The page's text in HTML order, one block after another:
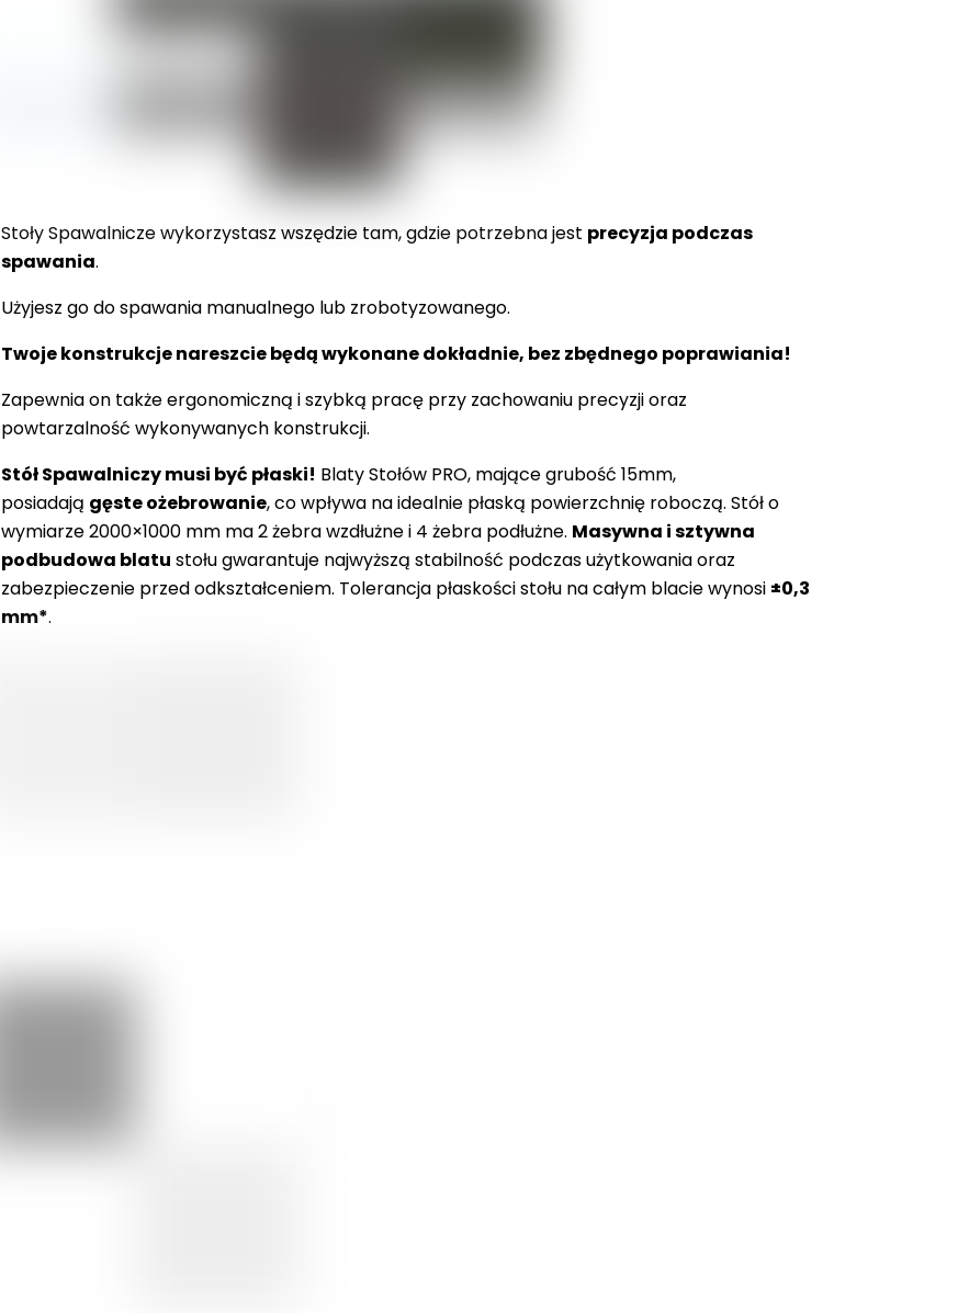
Stoły Spawalnicze wykorzystasz wszędzie tam, gdzie potrzebna jest precyzja podczas
spawania.
Użyjesz go do spawania manualnego lub zrobotyzowanego.
Twoje konstrukcje nareszcie będą wykonane dokładnie, bez zbędnego poprawiania!
Zapewnia on także ergonomiczną i szybką pracę przy zachowaniu precyzji oraz
powtarzalność wykonywanych konstrukcji.
Stół Spawalniczy musi być płaski! Blaty Stołów PRO, mające grubość 15mm,
posiadają gęste ożebrowanie, co wpływa na idealnie płaską powierzchnię roboczą. Stół o
wymiarze 2000×1000 mm ma 2 żebra wzdłużne i 4 żebra podłużne. Masywna i sztywna
podbudowa blatu stołu gwarantuje najwyższą stabilność podczas użytkowania oraz
zabezpieczenie przed odkształceniem. Tolerancja płaskości stołu na całym blacie wynosi ±0,3
mm*.